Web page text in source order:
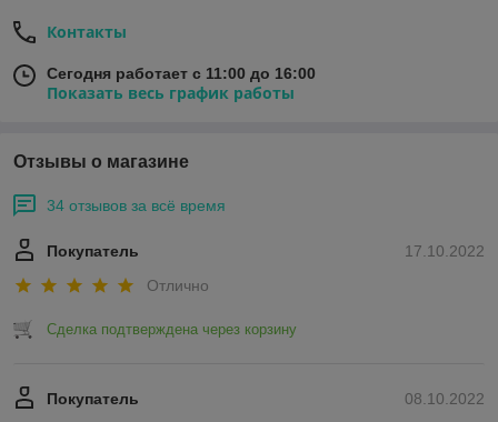
Контакты
Сегодня работает с 11:00 до 16:00
Показать весь график работы
Отзывы о магазине
34 отзывов за всё время
17.10.2022
Покупатель
Отлично
Сделка подтверждена через корзину
08.10.2022
Покупатель